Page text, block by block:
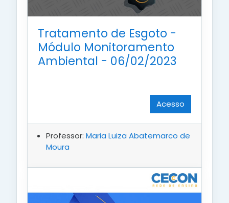
Tratamento de Esgoto -
Módulo Monitoramento
Ambiental - 06/02/2023
Acesso
Professor: Maria Luiza Abatemarco de
Moura